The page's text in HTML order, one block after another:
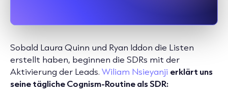
Sobald Laura Quinn und Ryan Iddon die Listen
erstellt haben, beginnen die SDRs mit der
Aktivierung der Leads. Wiliam Nsieyanji erklärt uns
seine tägliche Cognism-Routine als SDR: